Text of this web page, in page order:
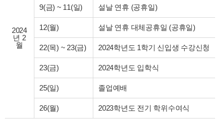
2024
년 2
월
9(금) ~ 11(일) 설날 연휴 (공휴일)
12(월) 설날 연휴 대체공휴일 (공휴일)
22(목) ~ 23(금) 2024학년도 1학기 신입생 수강신청
23(금) 2024학년도 입학식
25(일) 졸업예배
26(월) 2023학년도 전기 학위수여식